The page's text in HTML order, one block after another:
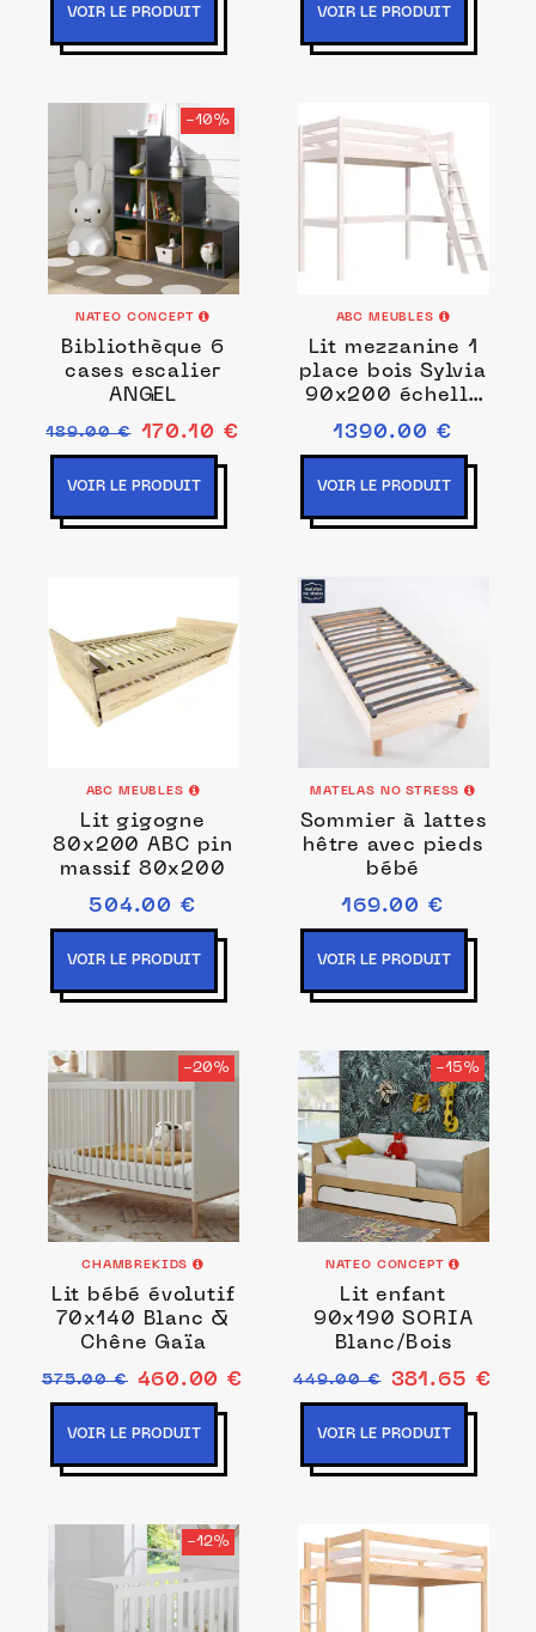
VOIR LE PRODUIT VOIR LE PRODUIT
-10%
NATEO CONCEPT
Bibliothèque 6
cases escalier
ANGEL
189.00 € 170.10 €
VOIR LE PRODUIT
ABC MEUBLES
Lit mezzanine 1
place bois Sylvia
90x200 échelle
inclinée 90x200
1390.00 €
VOIR LE PRODUIT
ABC MEUBLES
Lit gigogne
80x200 ABC pin
massif 80x200
504.00 €
VOIR LE PRODUIT
MATELAS NO STRESS
Sommier à lattes
hêtre avec pieds
bébé
169.00 €
VOIR LE PRODUIT
-20%
CHAMBREKIDS
Lit bébé évolutif
70x140 Blanc &
Chêne Gaïa
575.00 € 460.00 €
VOIR LE PRODUIT
-15%
NATEO CONCEPT
Lit enfant
90x190 SORIA
Blanc/Bois
449.00 € 381.65 €
VOIR LE PRODUIT
-12%